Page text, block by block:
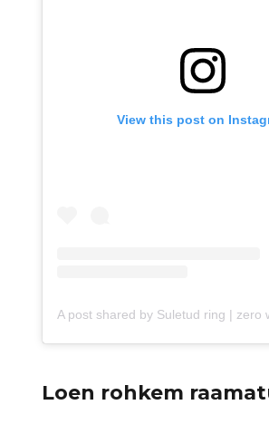
View this post on
Loen rohkem